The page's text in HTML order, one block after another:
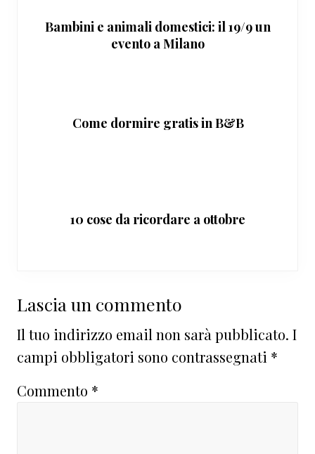
Bambini e animali domestici: il 19/9 un
evento a Milano
Come dormire gratis in B&B
10 cose da ricordare a ottobre
Interazioni
del
lettore
Lascia un commento
Il tuo indirizzo email non sarà pubblicato. I
campi obbligatori sono contrassegnati *
Commento *